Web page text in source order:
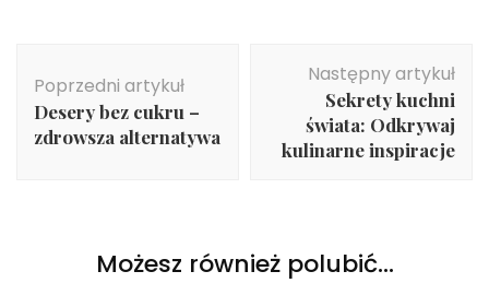
wpisu
Poprzedni artykuł
Desery bez cukru –
zdrowsza alternatywa
Następny artykuł
Sekrety kuchni
świata: Odkrywaj
kulinarne inspiracje
Możesz również polubić…